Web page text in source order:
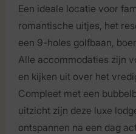
Een ideale locatie voor
romantische uitjes, het
een 9-holes golfbaan,
Alle accommodaties zijn
en kijken uit over het
Compleet met een
uitzicht zijn deze luxe
ontspannen na een dag